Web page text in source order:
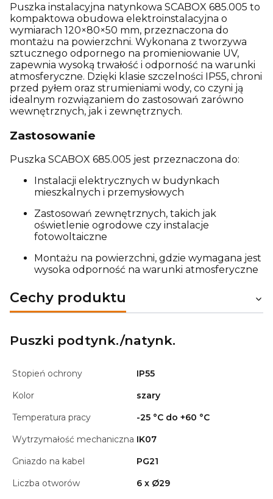
Puszka instalacyjna natynkowa SCABOX 685.005 to
kompaktowa obudowa elektroinstalacyjna o
wymiarach 120×80×50 mm, przeznaczona do
montażu na powierzchni. Wykonana z tworzywa
sztucznego odpornego na promieniowanie UV,
zapewnia wysoką trwałość i odporność na warunki
atmosferyczne. Dzięki klasie szczelności IP55, chroni
przed pyłem oraz strumieniami wody, co czyni ją
idealnym rozwiązaniem do zastosowań zarówno
wewnętrznych, jak i zewnętrznych.
Zastosowanie
Puszka SCABOX 685.005 jest przeznaczona do:
Instalacji elektrycznych w budynkach
mieszkalnych i przemysłowych
Zastosowań zewnętrznych, takich jak
oświetlenie ogrodowe czy instalacje
fotowoltaiczne
Montażu na powierzchni, gdzie wymagana jest
wysoka odporność na warunki atmosferyczne
Cechy produktu
Puszki podtynk./natynk.
Stopień ochrony
IP55
Kolor
szary
Temperatura pracy
-25 °C do +60 °C
Wytrzymałość mechaniczna IK07
Gniazdo na kabel
PG21
Liczba otworów
6 x Ø29